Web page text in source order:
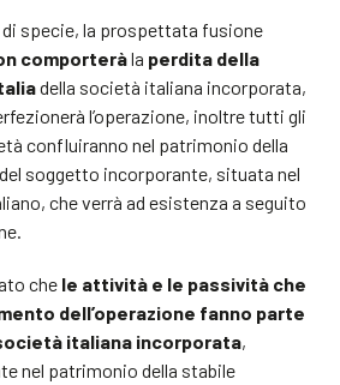
specie, la prospettata fusione
comporteràla perdita della
della società italiana incorporata,
l’operazione, inoltre tutti gli
confluiranno nel patrimonio della
soggetto incorporante, situata nel
che verrà ad esistenza a seguito
che le attività e le passività che
dell’operazione fanno parte
italiana incorporata,
nel patrimonio della stabile